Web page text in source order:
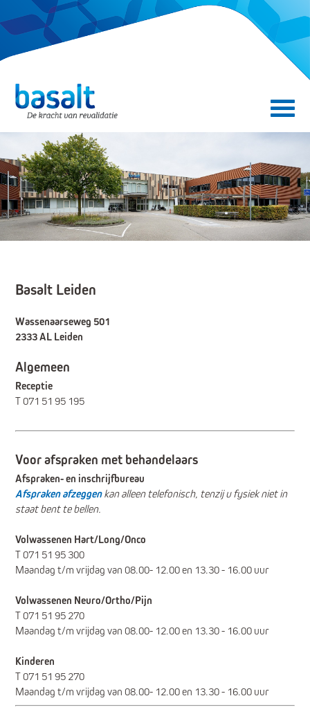
Direct naar de contentDirect naar de navigatie
Basalt Leiden
Wassenaarseweg 501
2333 AL Leiden
Algemeen
Receptie
T071 51 95 195
Voor afspraken met behandelaars
Afspraken- en inschrijfbureau
Afspraken afzeggenkan alleen telefonisch, tenzij u fysiek niet in
staat bent te bellen.
Volwassenen Hart/Long/Onco
T 071 51 95 300
Maandag t/m vrijdag van 08.00- 12.00 en 13.30 - 16.00 uur
Volwassenen Neuro/Ortho/Pijn
T 071 51 95 270
Maandag t/m vrijdag van 08.00- 12.00 en 13.30 - 16.00 uur
Kinderen
T 071 51 95 270
Maandag t/m vrijdag van 08.00- 12.00 en 13.30 - 16.00 uur